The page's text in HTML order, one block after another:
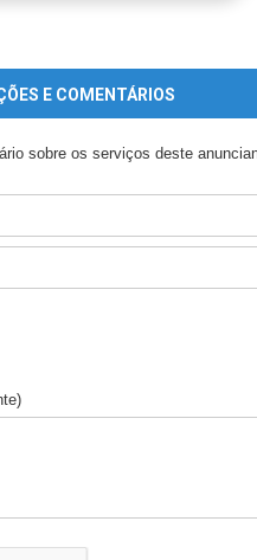
E COMENTÁRIOS
sobre os serviços deste